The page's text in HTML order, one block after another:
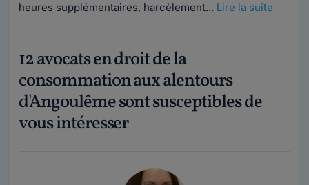
heures supplémentaires, harcèlement... Lire la suite
12 avocats en droit de la
consommation aux alentours
d'Angoulême sont susceptibles de
vous intéresser